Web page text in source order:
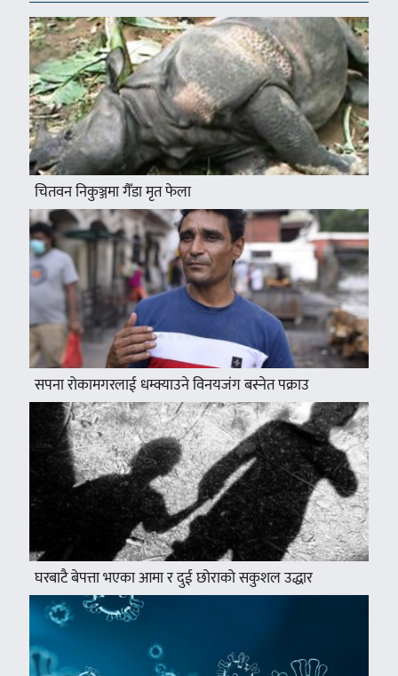
चितवन निकुञ्जमा गैँडा मृत फेला
सपना रोकामगरलाई धम्क्याउने विनयजंग बस्नेत पक्राउ
घरबाटै बेपत्ता भएका आमा र दुई छोराको सकुशल उद्धार